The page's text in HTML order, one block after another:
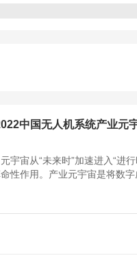
中国无人机系统产业元
宇宙从“未来时”加速进入“进
性作用。产业元宇宙是将数字